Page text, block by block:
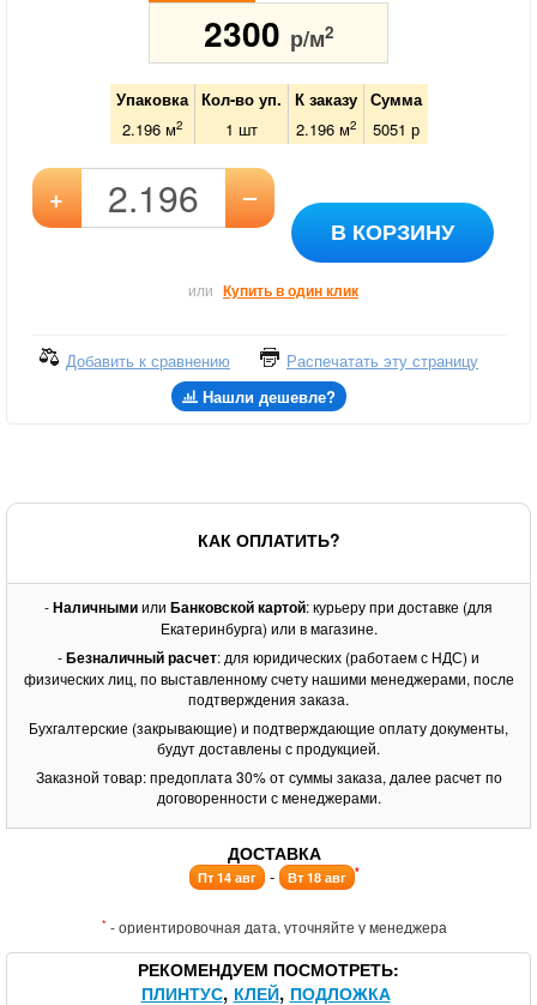
2300 р/м2
Упаковка Кол-во уп. К заказу
Сумма
2.196 м2 1 шт 2.196м2 5051 р
+ –
В КОРЗИНУ
или Купить в один клик
Добавить к сравнению
Распечатать эту страницу
Нашли дешевле?
КАК ОПЛАТИТЬ?
-Наличнымиили Банковской картой: курьеру при доставке (для
Екатеринбурга) или в магазине.
-Безналичный расчет: для юридических (работаем с НДС) и
физических лиц, по выставленному счету нашими менеджерами, после
подтверждения заказа.
Бухгалтерские (закрывающие) и подтверждающие оплату документы,
будут доставлены с продукцией.
Заказной товар: предоплата 30% от суммы заказа, далее расчет по
договоренности с менеджерами.
ДОСТАВКА
Пт 14 авг - Вт 18 авг *
* - ориентировочная дата, уточняйте у менеджера
РЕКОМЕНДУЕМ ПОСМОТРЕТЬ
ПЛИНТУС КЛЕЙ ПОДЛОЖКА